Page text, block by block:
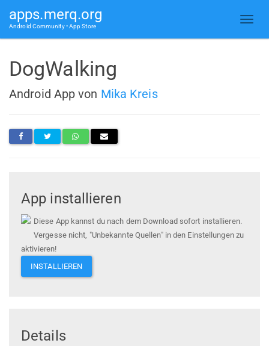
apps.merq.org
Android Community • App Store
DogWalking
Android App von Mika Kreis
App installieren
Diese App kannst du nach dem Download sofort installieren.
Vergesse nicht, "Unbekannte Quellen" in den Einstellungen zu
aktivieren!
INSTALLIEREN
Details